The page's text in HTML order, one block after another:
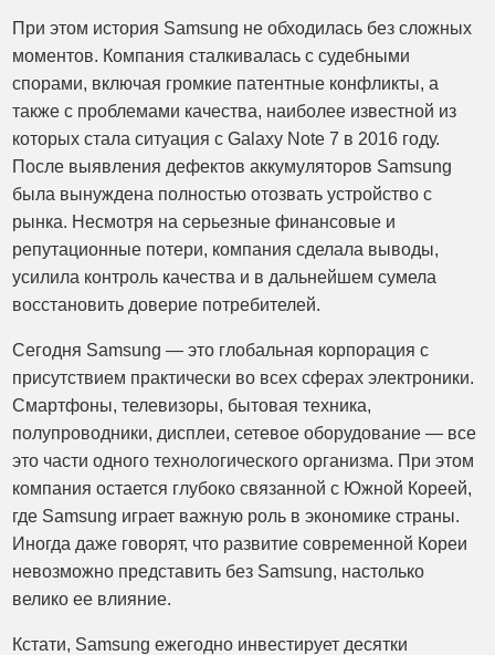
При этом история Samsung не обходилась без сложных
моментов. Компания сталкивалась с судебными
спорами, включая громкие патентные конфликты, а
также с проблемами качества, наиболее известной из
которых стала ситуация с Galaxy Note 7 в 2016 году.
После выявления дефектов аккумуляторов Samsung
была вынуждена полностью отозвать устройство с
рынка. Несмотря на серьезные финансовые и
репутационные потери, компания сделала выводы,
усилила контроль качества и в дальнейшем сумела
восстановить доверие потребителей.
Сегодня Samsung — это глобальная корпорация с
присутствием практически во всех сферах электроники.
Смартфоны, телевизоры, бытовая техника,
полупроводники, дисплеи, сетевое оборудование — все
это части одного технологического организма. При этом
компания остается глубоко связанной с Южной Кореей,
где Samsung играет важную роль в экономике страны.
Иногда даже говорят, что развитие современной Кореи
невозможно представить без Samsung, настолько
велико ее влияние.
Кстати, Samsung ежегодно инвестирует десятки